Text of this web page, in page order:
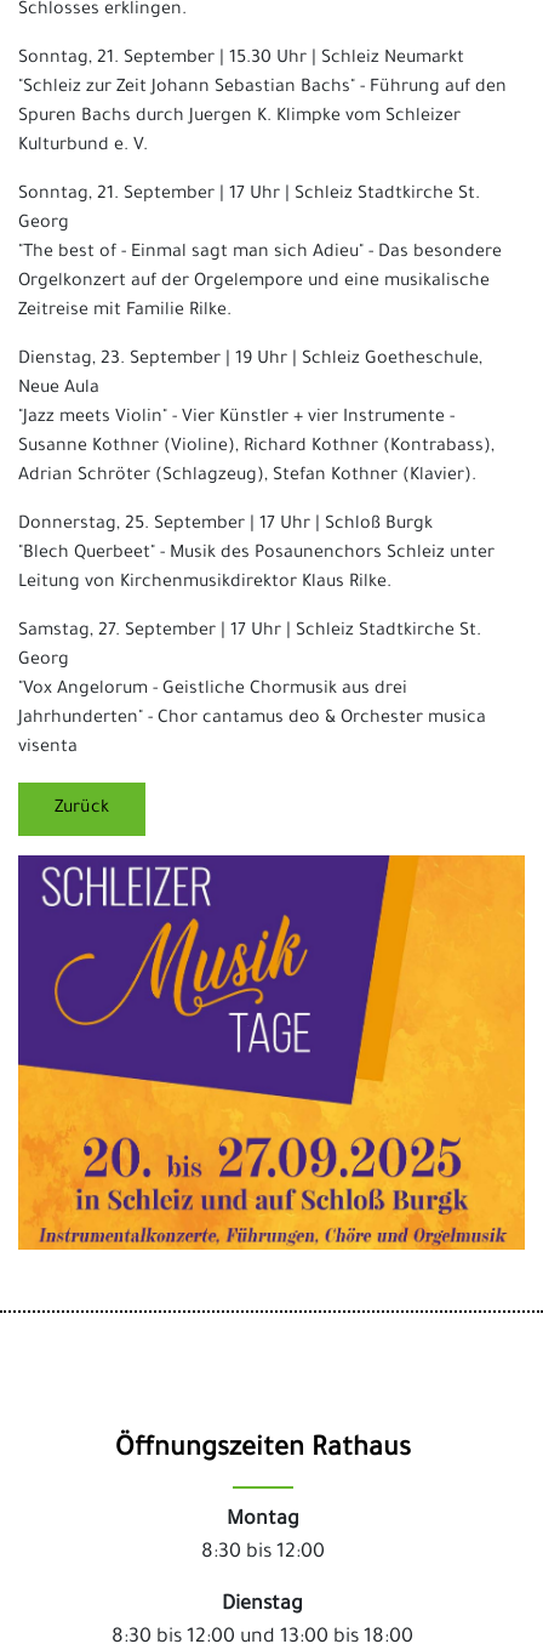
Schlosses erklingen.
Sonntag, 21. September | 15.30 Uhr | Schleiz Neumarkt
"Schleiz zur Zeit Johann Sebastian Bachs" - Führung auf den
Spuren Bachs durch Juergen K. Klimpke vom Schleizer
Kulturbund e. V.
Sonntag, 21. September | 17 Uhr | Schleiz Stadtkirche St.
Georg
"The best of - Einmal sagt man sich Adieu" - Das besondere
Orgelkonzert auf der Orgelempore und eine musikalische
Zeitreise mit Familie Rilke.
Dienstag, 23. September | 19 Uhr | Schleiz Goetheschule,
Neue Aula
"Jazz meets Violin" - Vier Künstler + vier Instrumente -
Susanne Kothner (Violine), Richard Kothner (Kontrabass),
Adrian Schröter (Schlagzeug), Stefan Kothner (Klavier).
Donnerstag, 25. September | 17 Uhr | Schloß Burgk
"Blech Querbeet" - Musik des Posaunenchors Schleiz unter
Leitung von Kirchenmusikdirektor Klaus Rilke.
Samstag, 27. September | 17 Uhr | Schleiz Stadtkirche St.
Georg
"Vox Angelorum - Geistliche Chormusik aus drei
Jahrhunderten" - Chor cantamus deo & Orchester musica
visenta
Zurück
Öffnungszeiten Rathaus
Montag
8:30 bis 12:00
Dienstag
8:30 bis 12:00 und 13:00 bis 18:00